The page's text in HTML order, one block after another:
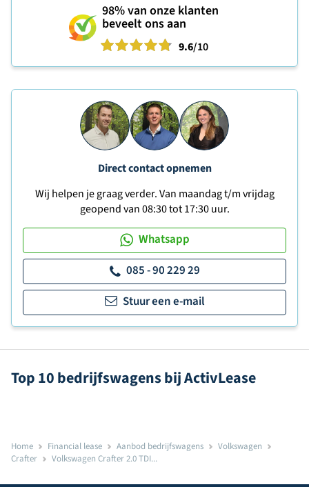
98%van onze klanten
beveelt ons aan
9.6/10
Direct contact opnemen
Wij helpen je graag verder. Van maandag t/m vrijdag
geopend van 08:30 tot 17:30 uur.
Whatsapp
085 - 90 229 29
Stuur een e-mail
Top 10 bedrijfswagens bij ActivLease
Home Financial lease Aanbod bedrijfswagens
Volkswagen
Crafter
Volkswagen Crafter 2.0 TDI...